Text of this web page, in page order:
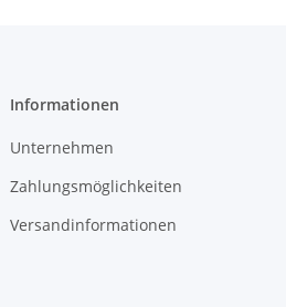
Informationen
Unternehmen
Zahlungsmöglichkeiten
Versandinformationen